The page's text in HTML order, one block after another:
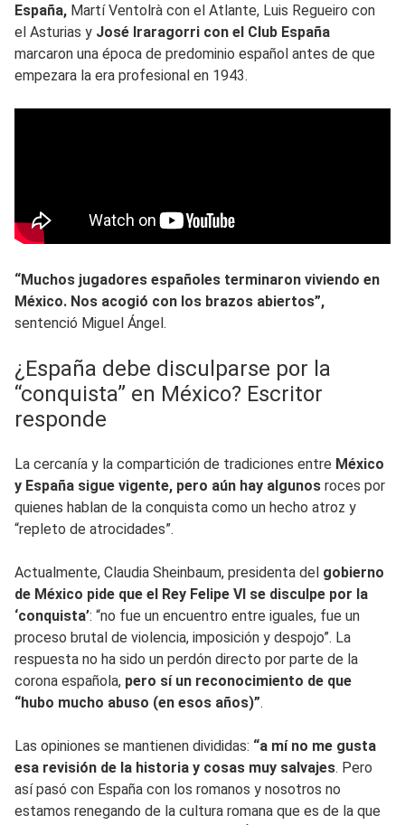
España, Martí Ventolrà con el Atlante, Luis Regueiro con
el Asturias y José Iraragorri con el Club España
marcaron una época de predominio español antes de que
empezara la era profesional en 1943.
“Muchos jugadores españoles terminaron viviendo en
México. Nos acogió con los brazos abiertos”,
sentenció Miguel Ángel.
¿España debe disculparse por la
“conquista” en México? Escritor
responde
La cercanía y la compartición de tradiciones entre México
y España sigue vigente, pero aún hay algunos roces por
quienes hablan de la conquista como un hecho atroz y
“repleto de atrocidades”.
Actualmente, Claudia Sheinbaum, presidenta del gobierno
de México pide que el Rey Felipe VI se disculpe por la
‘conquista’: “no fue un encuentro entre iguales, fue un
proceso brutal de violencia, imposición y despojo”. La
respuesta no ha sido un perdón directo por parte de la
corona española, pero sí un reconocimiento de que
“hubo mucho abuso (en esos años)”.
Las opiniones se mantienen divididas: “a mí no me gusta
esa revisión de la historia y cosas muy salvajes. Pero
así pasó con España con los romanos y nosotros no
estamos renegando de la cultura romana que es de la que